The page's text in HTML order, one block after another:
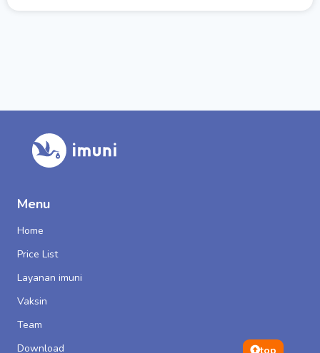
Menu
Home
Price List
Layanan imuni
Vaksin
Team
Download
top